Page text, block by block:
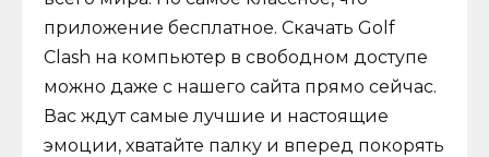
приложение бесплатное. Скачать Golf
Clash на компьютер в свободном доступе
можно даже с нашего сайта прямо сейчас.
Вас ждут самые лучшие и настоящие
эмоции, хватайте палку и вперед покорять